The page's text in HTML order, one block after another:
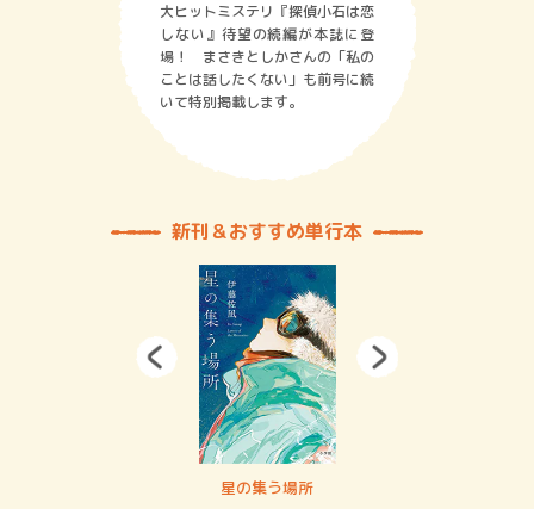
大ヒットミステリ『探偵小石は恋
しない』待望の続編が本誌に登
場！ まさきとしかさんの「私の
ことは話したくない」も前号に続
いて特別掲載します。
新刊＆おすすめ単行本
星の集う場所